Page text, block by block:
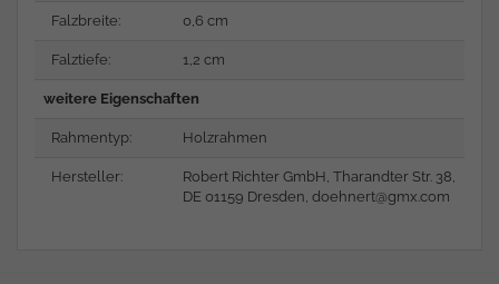
Falzbreite: 0,6 cm
Falztiefe: 1,2 cm
weitere Eigenschaften
Rahmentyp: Holzrahmen
Hersteller:
Robert Richter GmbH, Tharandter Str. 38,
DE 01159 Dresden, doehnert@gmx.com